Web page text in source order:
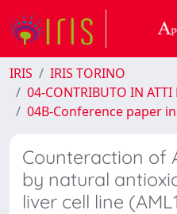
IRIS
IRIS TORINO
04-CONTRIBUTO IN
04B-Conference paper
Counteraction of
by natural
liver cell line